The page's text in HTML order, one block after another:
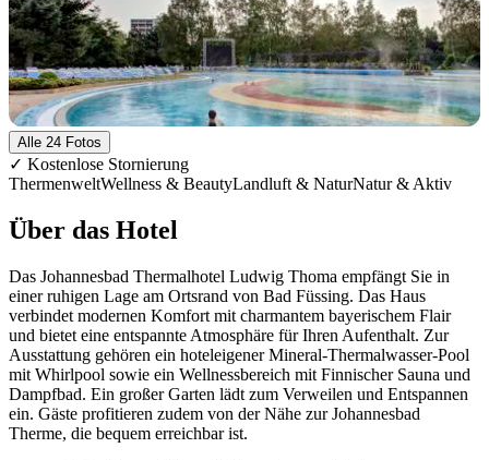
Alle 24 Fotos
✓ Kostenlose Stornierung
ThermenweltWellness & BeautyLandluft & NaturNatur & Aktiv
Über das Hotel
Das Johannesbad Thermalhotel Ludwig Thoma empfängt Sie in
einer ruhigen Lage am Ortsrand von Bad Füssing. Das Haus
verbindet modernen Komfort mit charmantem bayerischem Flair
und bietet eine entspannte Atmosphäre für Ihren Aufenthalt. Zur
Ausstattung gehören ein hoteleigener Mineral-Thermalwasser-Pool
mit Whirlpool sowie ein Wellnessbereich mit Finnischer Sauna und
Dampfbad. Ein großer Garten lädt zum Verweilen und Entspannen
ein. Gäste profitieren zudem von der Nähe zur Johannesbad
Therme, die bequem erreichbar ist.